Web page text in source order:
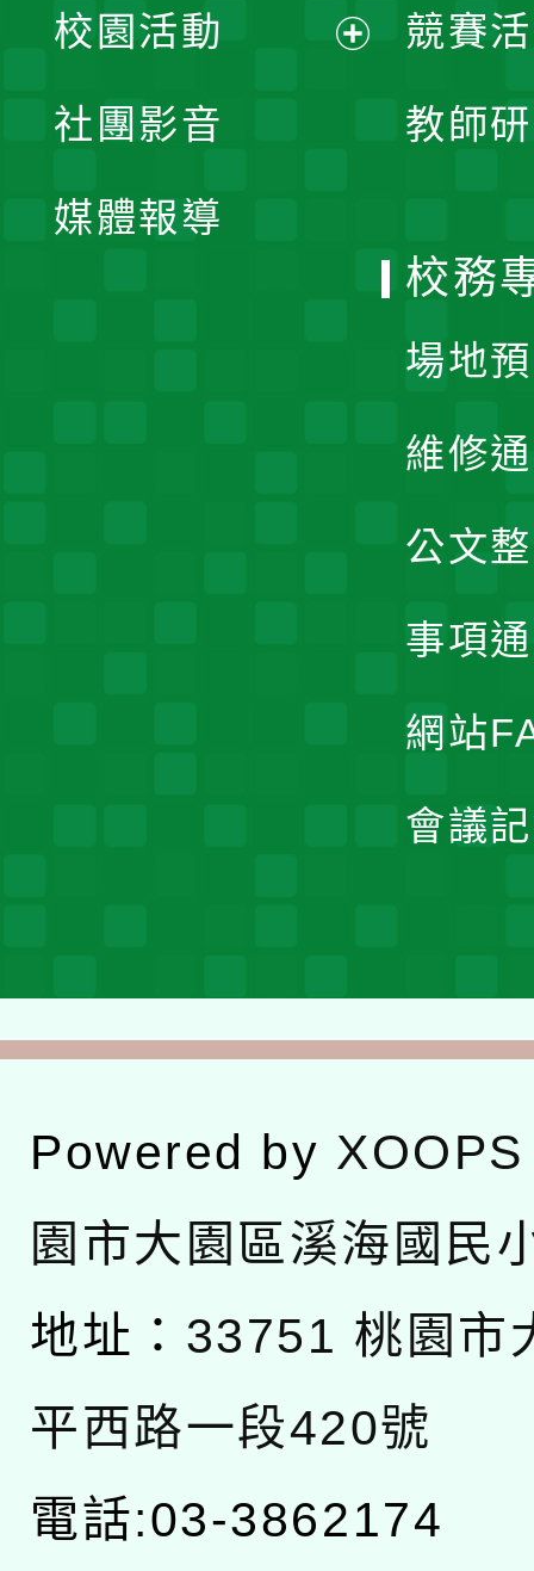
競賽
教師
開
校園活動
社團影音
媒體報導
校務
場地
維修
公文
事項
網站
會議
Powered by XOOPS
園市大園區溪海國民
地址： 33751 桃園市
平西路一段420號
電話:03-3862174